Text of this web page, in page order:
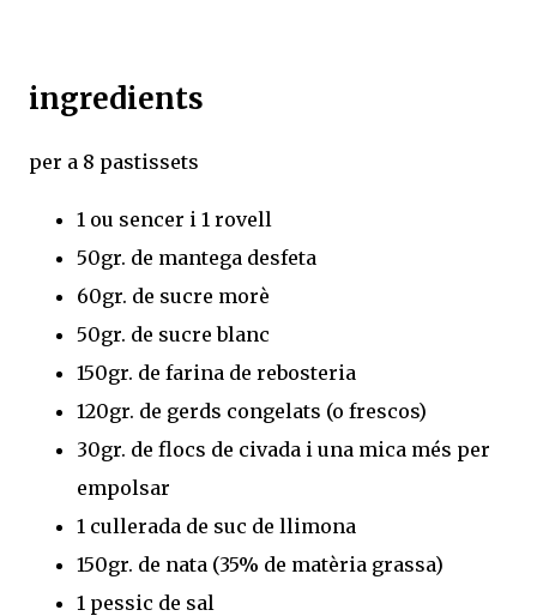
ingredients
per a 8 pastissets
1 ou sencer i 1 rovell
50gr. de mantega desfeta
60gr. de sucre morè
50gr. de sucre blanc
150gr. de farina de rebosteria
120gr. de gerds congelats (o frescos)
30gr. de flocs de civada i una mica més per
empolsar
1 cullerada de suc de llimona
150gr. de nata (35% de matèria grassa)
1 pessic de sal